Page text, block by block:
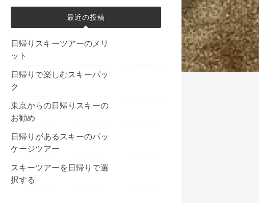
最近の投稿
日帰りスキーツアーのメリ
ット
日帰りで楽しむスキーパッ
ク
東京からの日帰りスキーの
お勧め
日帰りがあるスキーのパッ
ケージツアー
スキーツアーを日帰りで選
択する